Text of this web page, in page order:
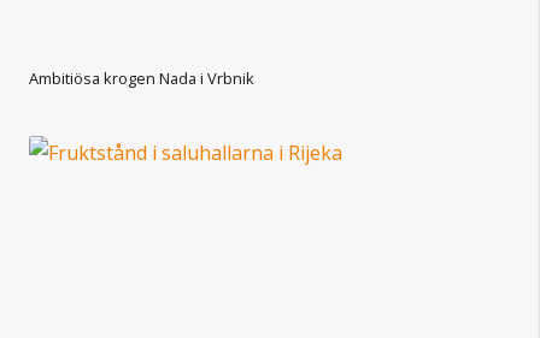
Ambitiösa krogen Nada i Vrbnik